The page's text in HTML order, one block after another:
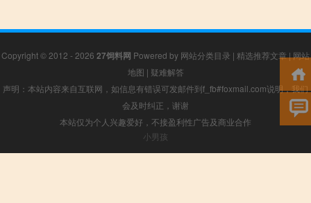
Copyright © 2012 - 2026 27饲料网 Powered by 网站分类目录 | 精选推荐文章|网站
地图 | 疑难解答
声明：本站内容来自互联网，如信息有错误可发邮件到f_fb#foxmail.com说明，我们
会及时纠正，谢谢
本站仅为个人兴趣爱好，不接盈利性广告及商业合作
小男孩